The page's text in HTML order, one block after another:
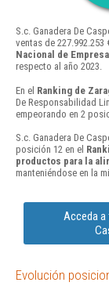
S.c. Ganadera De
ventas de
Nacional de
respecto al año 2023.
En el Ranking de
De Responsabilidad
empeorando en 2
S.c. Ganadera De
posición 12 en el
productos para la
manteniéndose en la
Acceda a
Evolución